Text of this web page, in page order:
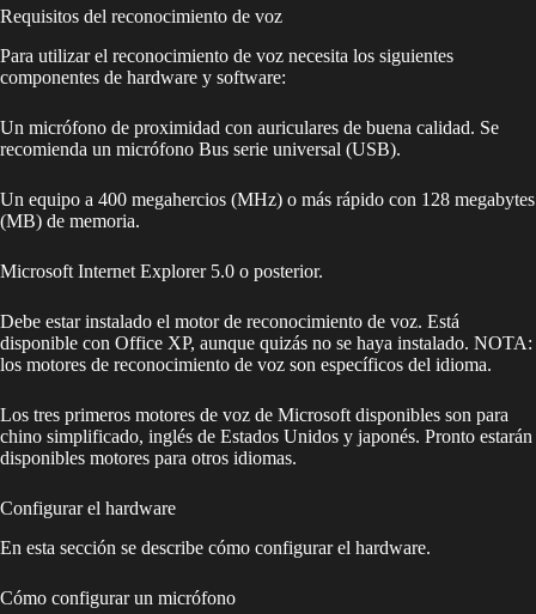
Requisitos del reconocimiento de voz
Para utilizar el reconocimiento de voz necesita los siguientes
componentes de hardware y software:
Un micrófono de proximidad con auriculares de buena calidad. Se
recomienda un micrófono Bus serie universal (USB).
Un equipo a 400 megahercios (MHz) o más rápido con 128 megabytes
(MB) de memoria.
Microsoft Internet Explorer 5.0 o posterior.
Debe estar instalado el motor de reconocimiento de voz. Está
disponible con Office XP, aunque quizás no se haya instalado. NOTA:
los motores de reconocimiento de voz son específicos del idioma.
Los tres primeros motores de voz de Microsoft disponibles son para
chino simplificado, inglés de Estados Unidos y japonés. Pronto estarán
disponibles motores para otros idiomas.
Configurar el hardware
En esta sección se describe cómo configurar el hardware.
Cómo configurar un micrófono